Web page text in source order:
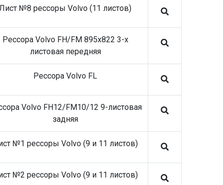
коммерческий транспорт
28.05.26 Stellox запасные части на
14.05.26 SHEFT Фильтры воздушные,
салонные
10.03.26 SHEFT Автономные отопители и
запчасти к ним
коммерческий транспорт
14.05.26 SHEFT Фильтры воздушные,
салонные
30.03.26 SHEFT Диски тормозные
№8 рессоры Volvo (11 листов)
Рессора Volvo FH/FM 895x822 3-х
листовая передняя
Рессора Volvo FL
Volvo FH12/FM10/12 9-листовая
задняя
№1 рессоры Volvo (9 и 11 листов)
№2 рессоры Volvo (9 и 11 листов)